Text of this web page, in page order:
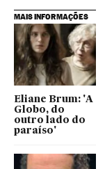
MAIS INFORMAÇÕES
Eliane Brum: 'A
Globo, do
outro lado do
paraíso'